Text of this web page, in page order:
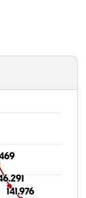
141.976
141.976